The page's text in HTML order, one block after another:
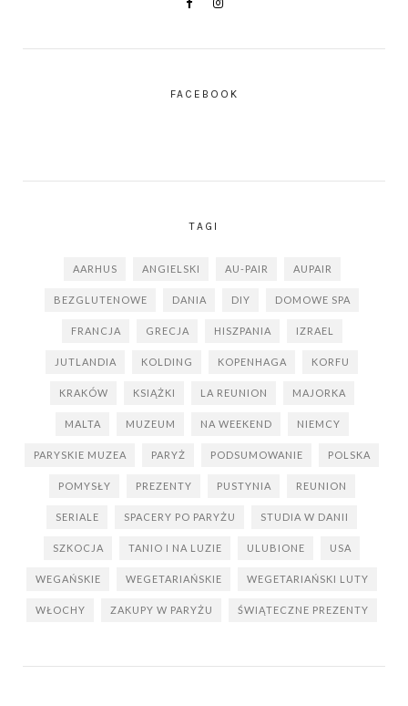
FACEBOOK
TAGI
AARHUS ANGIELSKI AU-PAIR AUPAIR
BEZGLUTENOWE DANIA DIY DOMOWE SPA
FRANCJA GRECJA HISZPANIA IZRAEL
JUTLANDIA KOLDING KOPENHAGA KORFU
KRAKÓW KSIĄŻKI LA REUNION MAJORKA
MALTA MUZEUM NA WEEKEND NIEMCY
PARYSKIE MUZEA PARYŻ PODSUMOWANIE POLSKA
POMYSŁY PREZENTY PUSTYNIA REUNION
SERIALE SPACERY PO PARYŻU STUDIA W DANII
SZKOCJA TANIO I NA LUZIE ULUBIONE USA
WEGAŃSKIE WEGETARIAŃSKIE WEGETARIAŃSKI LUTY
WŁOCHY ZAKUPY W PARYŻU ŚWIĄTECZNE PREZENTY